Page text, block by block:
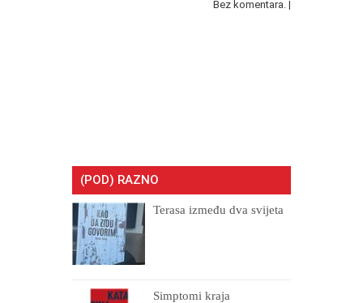
Bez komentara. |
(POD) RAZNO
Terasa između dva svijeta
Simptomi kraja